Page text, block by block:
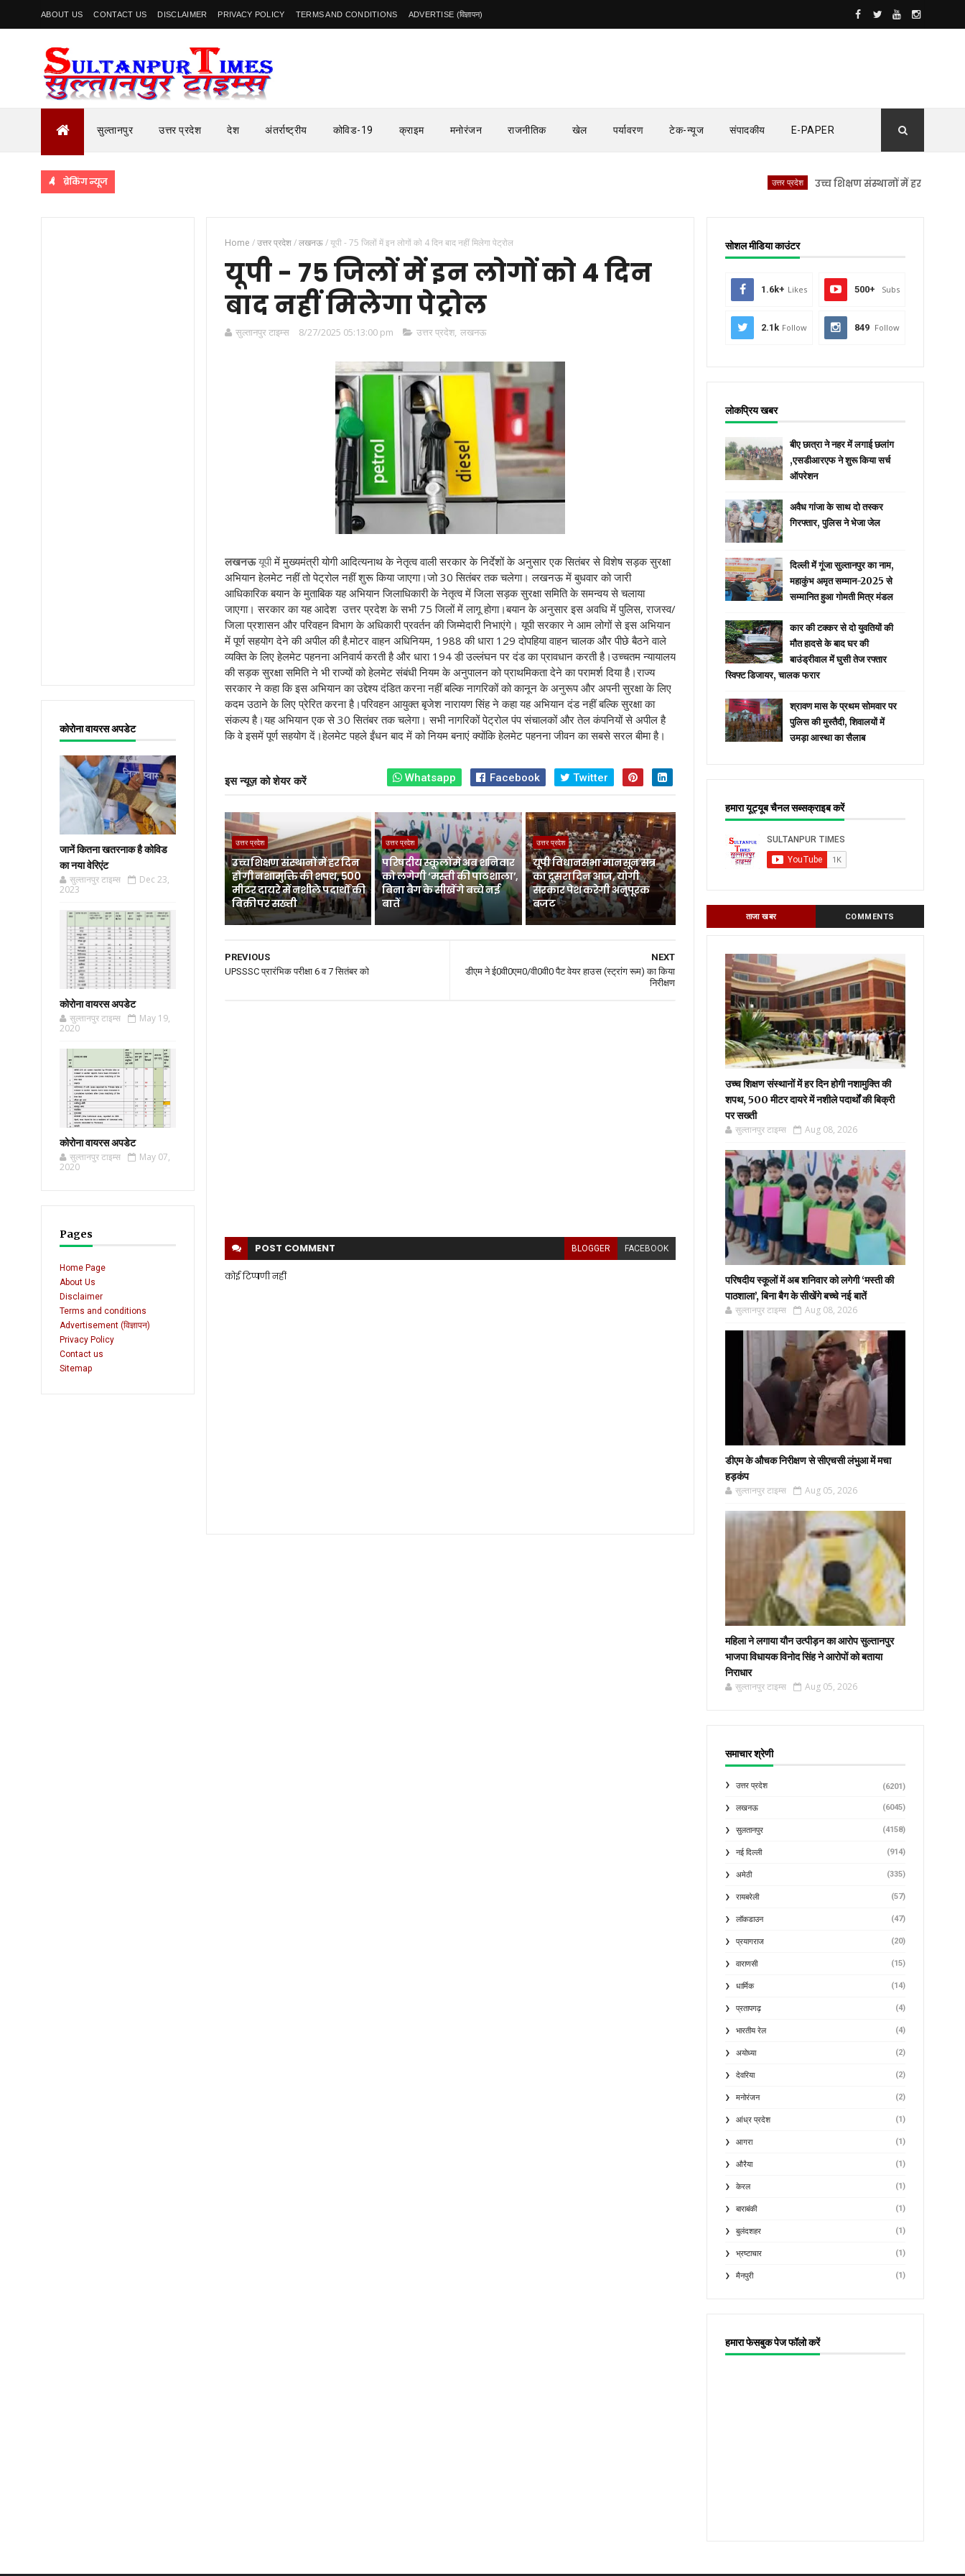
ABOUT US CONTACT US DISCLAIMER PRIVACY POLICY TERMS AND CONDITIONS ADVERTISE (विज्ञापन)
सुल्तानपुर उत्तर प्रदेश देश अंतर्राष्ट्रीय कोविड-19 क्राइम मनोरंजन राजनीतिक खेल पर्यावरण टेक-न्यूज संपादकीय E-PAPER
ब्रेकिंग न्यूज उच्च शिक्षण संस्थानों में हर दिन होगी
कोरोना वायरस अपडेट
जानें कितना खतरनाक है कोविड
का नया वेरिएंट
सुल्तानपुर टाइम्स
Dec 23,
2023
कोरोना वायरस अपडेट
सुल्तानपुर टाइम्स
May 19,
2020
कोरोना वायरस अपडेट
सुल्तानपुर टाइम्स
May 07,
2020
Pages
Home Page
About Us
Disclaimer
Terms and conditions
Advertisement (विज्ञापन)
Privacy Policy
Contact us
Sitemap
Home /उत्तर प्रदेश/लखनऊ/यूपी - 75 जिलों में इन लोगों को 4 दिन बाद नहीं मिलेगा पेट्रोल
यूपी - 75 जिलों में इन लोगों को 4 दिन
बाद नहीं मिलेगा पेट्रोल
सुल्तानपुर टाइम्स 8/27/2025 05:13:00 pm उत्तर प्रदेश, लखनऊ
लखनऊयूपीमें मुख्यमंत्री योगी आदित्यनाथके नेतृत्व वाली सरकार के निर्देशों के अनुसार एक सितंबर से विशेष सड़क सुरक्षा
अभियान हेलमेट नहीं तो पेट्रोल नहीं शुरू किया जाएगा।जो 30 सितंबर तक चलेगा। लखनऊ में बुधवार को जारी
आधिकारिक बयान के मुताबिक यह अभियान जिलाधिकारी के नेतृत्व में जिला सड़क सुरक्षा समिति के समन्वय से चलाया
जाएगा। सरकार का यह आदेश उत्तर प्रदेश के सभी 75 जिलों में लागू होगा।बयान के अनुसार इस अवधि में पुलिस, राजस्व/
जिला प्रशासन और परिवहन विभाग के अधिकारी प्रवर्तन की जिम्मेदारी निभाएंगे। यूपी सरकार ने आम लोगों से इस अभियान
में पूर्ण सहयोग देने की अपील की है.मोटर वाहन अधिनियम, 1988 की धारा 129 दोपहिया वाहन चालक और पीछे बैठने वाले
व्यक्ति के लिए हेलमेट पहनना अनिवार्य करती है और धारा 194 डी उल्लंघन पर दंड का प्रावधान करती है ।उच्चतम न्यायालय
की सड़क सुरक्षा समिति ने भी राज्यों को हेलमेट संबंधी नियम के अनुपालन को प्राथमिकता देने का परामर्श दिया है ।राज्य
सरकार ने कहा कि इस अभियान का उद्देश्य दंडित करना नहीं बल्कि नागरिकों को कानून के अनुरूप और अपनी सुरक्षा के लिए
कदम उठाने के लिए प्रेरित करना है ।परिवहन आयुक्त बृजेश नारायण सिंह ने कहा यह अभियान दंड नहीं बल्कि सुरक्षा का
संकल्प है।यह अभियान एक से 30 सितंबर तक चलेगा। सभी नागरिकों पेट्रोल पंप संचालकों और तेल कंपनियों से अपील है
कि वे इसमें पूर्ण सहयोग दें।हेलमेट पहले ईंधन बाद में को नियम बनाएं क्योंकि हेलमेट पहनना जीवन का सबसे सरल बीमा है।
इस न्यूज़ को शेयर करें Whatsapp Facebook Twitter
उत्तर प्रदेश
उच्च शिक्षण संस्थानों में हर दिन
होगी नशामुक्ति की शपथ, 500
मीटर दायरे में नशीले पदार्थों की
बिक्री पर सख्ती
उत्तर प्रदेश
परिषदीय स्कूलों में अब शनिवार
को लगेगी ‘मस्ती की पाठशाला’,
बिना बैग के सीखेंगे बच्चे नई
बातें
उत्तर प्रदेश
यूपी विधानसभा मानसून सत्र
का दूसरा दिन आज, योगी
सरकार पेश करेगी अनुपूरक
बजट
NEXT
डीएम ने ई0वी0एम0/वी0वी0 पैट वेयर हाउस (स्ट्रांग रूम) का किया
निरीक्षण
PREVIOUS
UPSSSC प्रारंभिक परीक्षा 6 व 7 सितंबर को
POST COMMENT BLOGGER FACEBOOK
कोई टिप्पणी नहीं
सोशल मीडिया काउंटर
1.6k+ Likes 500+ Subs
2.1k Follow 849 Follow
लोकप्रिय खबर
बीए छात्रा ने नहर में लगाई छलांग
,एसडीआरएफ ने शुरू किया सर्च
ऑपरेशन
अवैध गांजा के साथ दो तस्कर
गिरफ्तार, पुलिस ने भेजा जेल
दिल्ली में गूंजा सुल्तानपुर का नाम,
महाकुंभ अमृत सम्मान-2025 से
सम्मानित हुआ गोमती मित्र मंडल
कार की टक्कर से दो युवतियों की
मौत हादसे के बाद घर की
बाउंड्रीवाल में घुसी तेज रफ्तार
स्विफ्ट डिजायर, चालक फरार
श्रावण मास के प्रथम सोमवार पर
पुलिस की मुस्तैदी, शिवालयों में
उमड़ा आस्था का सैलाब
हमारा यूट्यूब चैनल सब्सक्राइब करें
ताजा खबर COMMENTS
उच्च शिक्षण संस्थानों में हर दिन होगी नशामुक्ति की
शपथ, 500 मीटर दायरे में नशीले पदार्थों की बिक्री
पर सख्ती
सुल्तानपुर टाइम्स Aug 08, 2026
परिषदीय स्कूलों में अब शनिवार को लगेगी ‘मस्ती की
पाठशाला’, बिना बैग के सीखेंगे बच्चे नई बातें
सुल्तानपुर टाइम्स Aug 08, 2026
डीएम के औचक निरीक्षण से सीएचसी लंभुआ में मचा
हड़कंप
सुल्तानपुर टाइम्स Aug 05, 2026
महिला ने लगाया यौन उत्पीड़न का आरोप सुल्तानपुर
भाजपा विधायक विनोद सिंह ने आरोपों को बताया
निराधार
सुल्तानपुर टाइम्स Aug 05, 2026
समाचार श्रेणी
उत्तर प्रदेश (6201)
लखनऊ (6045)
सुलतानपुर (4158)
नई दिल्ली (914)
अमेठी (335)
रायबरेली (57)
लॉकडाउन (47)
प्रयागराज (20)
वाराणसी (15)
धार्मिक (14)
प्रतापगढ़ (4)
भारतीय रेल (4)
अयोध्या (2)
देवरिया (2)
मनोरंजन (2)
आंध्र प्रदेश (1)
आगरा (1)
औरैया (1)
केरल (1)
बाराबंकी (1)
बुलंदशहर (1)
भ्रष्टाचार (1)
मैनपुरी (1)
हमारा फेसबुक पेज फॉलो करें